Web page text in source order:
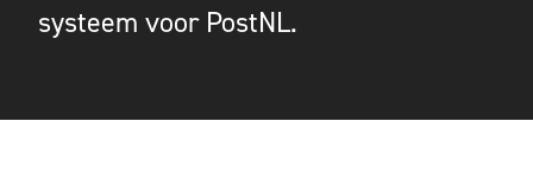
systeem voor PostNL.